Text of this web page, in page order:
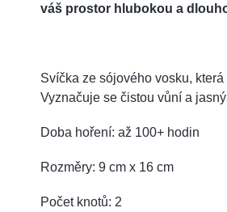
váš prostor hlubokou a
Svíčka ze sójového vosku, která
Vyznačuje se čistou vůní a
Doba hoření: až 100+ hodin
Rozměry: 9 cm x 16 cm
Počet knotů: 2